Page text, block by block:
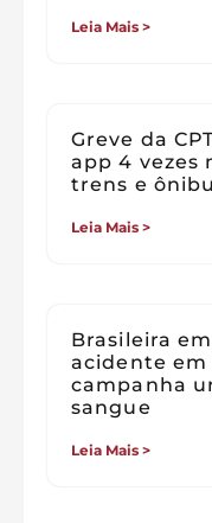
Leia Mais >
Greve da
app 4 vezes
trens e
Leia Mais >
Brasileira
acidente em
campanha
sangue
Leia Mais >